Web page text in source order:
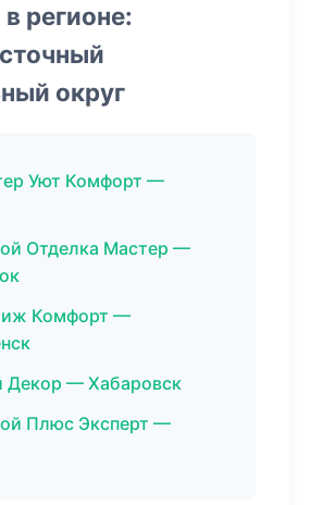
регионе:
округ
Уют Комфорт —
Отделка Мастер —
Комфорт —
— Хабаровск
Плюс Эксперт —